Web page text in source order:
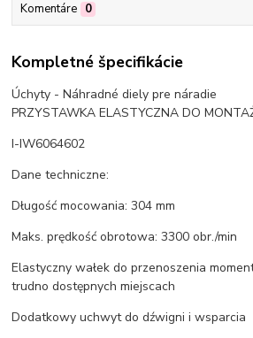
Komentáre 0
Kompletné špecifikácie
Úchyty - Náhradné diely pre náradie
PRZYSTAWKA ELASTYCZNA DO
I-IW6064602
Dane techniczne:
Długość mocowania: 304 mm
Maks. prędkość obrotowa: 3300 obr./min
Elastyczny wałek do przenoszenia
trudno dostępnych miejscach
Dodatkowy uchwyt do dźwigni i wsparcia